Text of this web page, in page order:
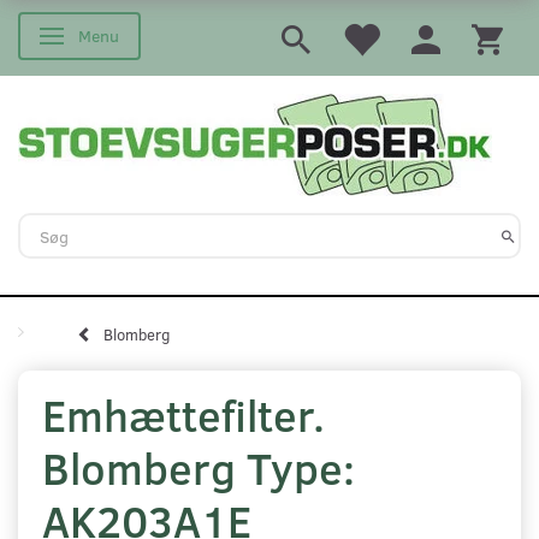
Skifte navigation
Menu
Blomberg
Emhættefilter.
Blomberg Type:
AK203A1E